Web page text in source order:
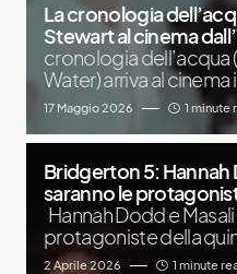
La cronologia
Stewart al cinema
cronologia
Water) arriva al
17 Maggio 2026 1 minute
Bridgerton 5: Hannah
saranno le
Hannah Dodd e
protagoniste della
2 Aprile 2026 1 minute